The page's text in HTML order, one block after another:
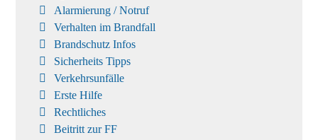
Alarmierung / Notruf
Verhalten im Brandfall
Brandschutz Infos
Sicherheits Tipps
Verkehrsunfälle
Erste Hilfe
Rechtliches
Beitritt zur FF